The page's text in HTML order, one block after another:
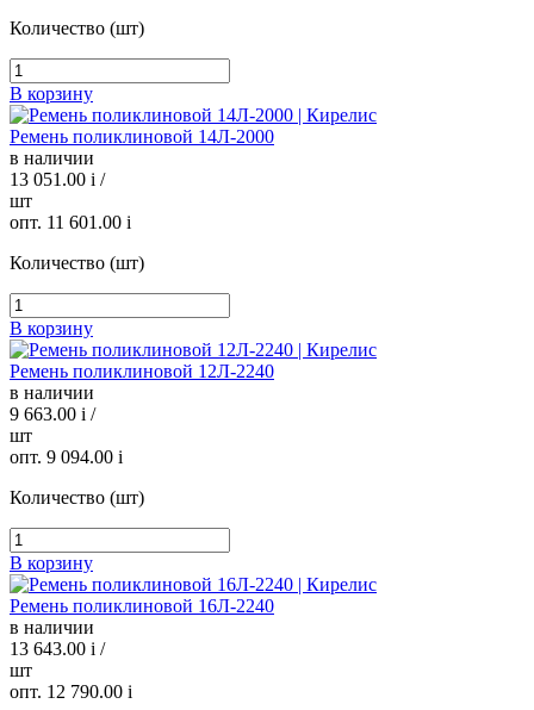
Количество (шт)
В корзину
Ремень поликлиновой 14Л-2000
в наличии
13 051.00 i /
шт
опт. 11 601.00 i
Количество (шт)
В корзину
Ремень поликлиновой 12Л-2240
в наличии
9 663.00 i /
шт
опт. 9 094.00 i
Количество (шт)
В корзину
Ремень поликлиновой 16Л-2240
в наличии
13 643.00 i /
шт
опт. 12 790.00 i